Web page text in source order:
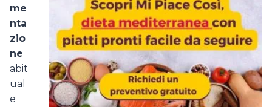
me
nta
zio
ne
abit
ual
e